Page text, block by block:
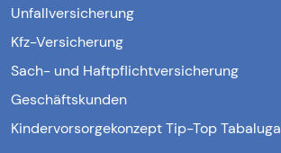
Unfallversicherung
Kfz-Versicherung
Sach- und Haftpflichtversicherung
Geschäftskunden
Kindervorsorgekonzept Tip-Top Tabaluga